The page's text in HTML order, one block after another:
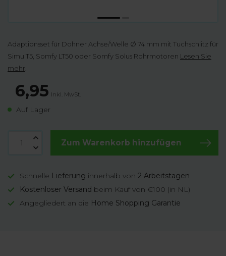
Adaptionsset für Dohner Achse/Welle Ø 74 mm mit Tuchschlitz für
Simu T5, Somfy LT50 oder Somfy Solus Rohrmotoren Lesen Sie
mehr
6,95 Inkl. MwSt.
Auf Lager
Zum Warenkorb hinzufügen
Schnelle Lieferung innerhalb von 2 Arbeitstagen
Kostenloser Versand beim Kauf von €100 (in NL)
Angegliedert an die Home Shopping Garantie